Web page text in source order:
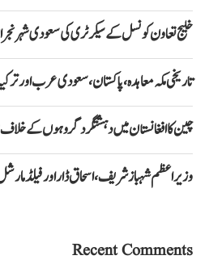
خلیج تعاون کونسل کے سیکرٹری کی سعودی شہر
تاریخی مکہ معاہدہ، پاکستان، سعودی عرب اور
چین کا افغانستان میں دہشتگرد گروہوں کے خلاف
وزیراعظم شہباز شریف، اسحاق ڈار اور فیلڈ
Recent Comments